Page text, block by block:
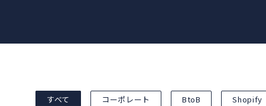
すべて コーポレート BtoB Shopify